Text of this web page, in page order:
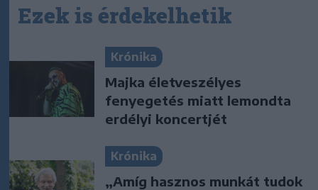
Ezek is érdekelhetik
Krónika
Majka életveszélyes
fenyegetés miatt lemondta
erdélyi koncertjét
Krónika
„Amíg hasznos munkát tudok